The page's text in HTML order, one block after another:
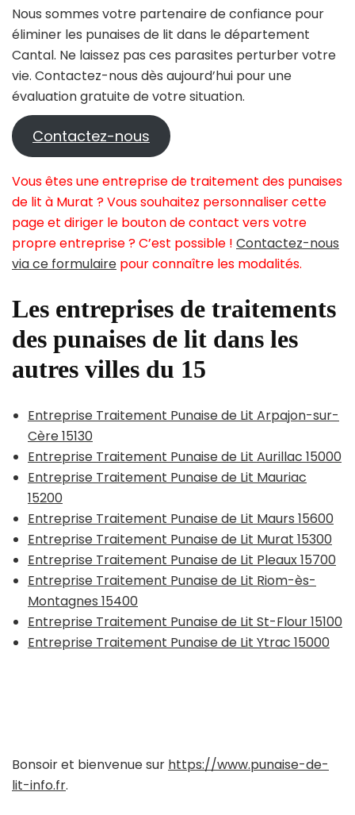
Nous sommes votre partenaire de confiance pour
éliminer les punaises de lit dans le département
Cantal. Ne laissez pas ces parasites perturber votre
vie. Contactez-nous dès aujourd’hui pour une
évaluation gratuite de votre situation.
Contactez-nous
Vous êtes une entreprise de traitement des punaises
de lit à Murat ? Vous souhaitez personnaliser cette
page et diriger le bouton de contact vers votre
propre entreprise ? C’est possible ! Contactez-nous
via ce formulaire pour connaître les modalités.
Les entreprises de traitements
des punaises de lit dans les
autres villes du 15
Entreprise Traitement Punaise de Lit Arpajon-sur-
Cère 15130
Entreprise Traitement Punaise de Lit Aurillac 15000
Entreprise Traitement Punaise de Lit Mauriac
15200
Entreprise Traitement Punaise de Lit Maurs 15600
Entreprise Traitement Punaise de Lit Murat 15300
Entreprise Traitement Punaise de Lit Pleaux 15700
Entreprise Traitement Punaise de Lit Riom-ès-
Montagnes 15400
Entreprise Traitement Punaise de Lit St-Flour 15100
Entreprise Traitement Punaise de Lit Ytrac 15000
Bonsoir et bienvenue sur https://www.punaise-de-
lit-info.fr.